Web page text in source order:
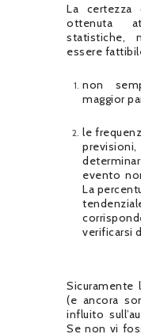
La
ottenuta
statistiche,
essere
non
maggior
le
evento
La
verificarsi
Sicuramente
(e ancora
influito
Se non vi